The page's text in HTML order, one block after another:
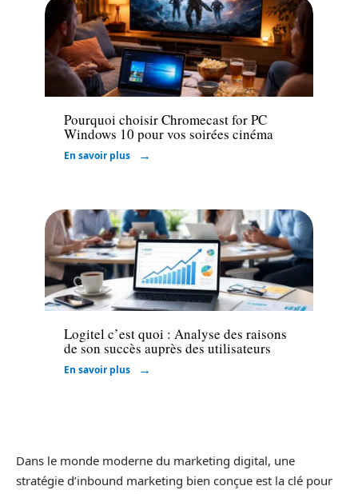
High-Tech
Pourquoi choisir Chromecast for PC
Windows 10 pour vos soirées cinéma
En savoir plus
High-Tech
Logitel c’est quoi : Analyse des raisons
de son succès auprès des utilisateurs
En savoir plus
Dans le monde moderne du marketing digital, une
stratégie d’inbound marketing bien conçue est la clé pour